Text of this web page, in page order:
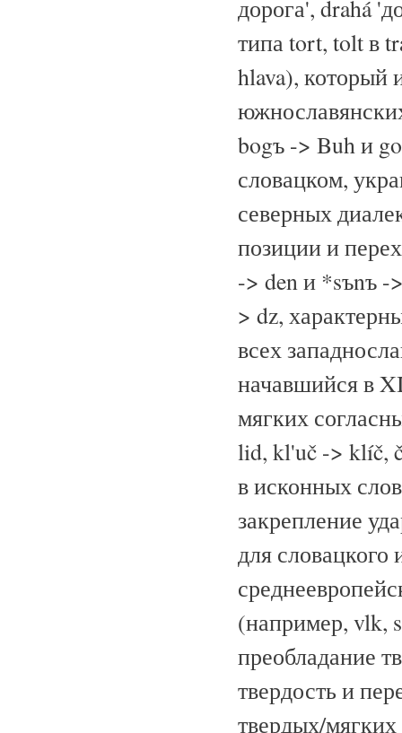
дорога', drahá
типа tort, tolt в
hlava), который
bogъ -> Buh и
словацком,
северных
позиции и
-> den и *sъnъ -
> dz,
всех
начавшийся в
мягких
lid, kl'uč -> klíč,
в исконных
закрепление
для словацкого
(например, vlk,
преобладание
твердость и
твердых/